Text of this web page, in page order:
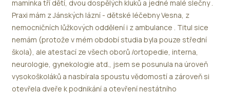
maminka tří dětí, dvou dospělých kluků a jedné malé slečny .
Praxi mám z Jánských lázní - dětské léčebny Vesna, z
nemocničních lůžkových oddělení i z ambulance . Titul sice
nemám (protože v mém období studia byla pouze střední
škola), ale atestací ze všech oborů /ortopedie, interna,
neurologie, gynekologie atd., jsem se posunula na úroveň
vysokoškoláků a nasbírala spoustu vědomostí a zároveň si
otevřela dveře k podnikání a otevření nestátního